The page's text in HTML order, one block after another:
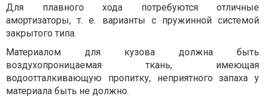
Для плавного хода потребуются отличные
амортизаторы, т. е. варианты с пружинной системой
закрытого типа.
Материалом для кузова должна быть
воздухопроницаемая ткань, имеющая
водоотталкивающую пропитку, неприятного запаха у
материала быть не должно.